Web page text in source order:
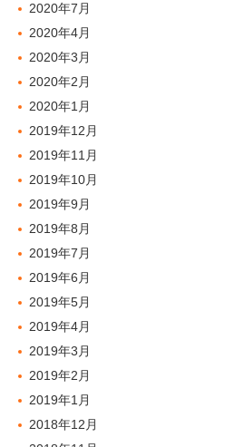
2020年7月
2020年4月
2020年3月
2020年2月
2020年1月
2019年12月
2019年11月
2019年10月
2019年9月
2019年8月
2019年7月
2019年6月
2019年5月
2019年4月
2019年3月
2019年2月
2019年1月
2018年12月